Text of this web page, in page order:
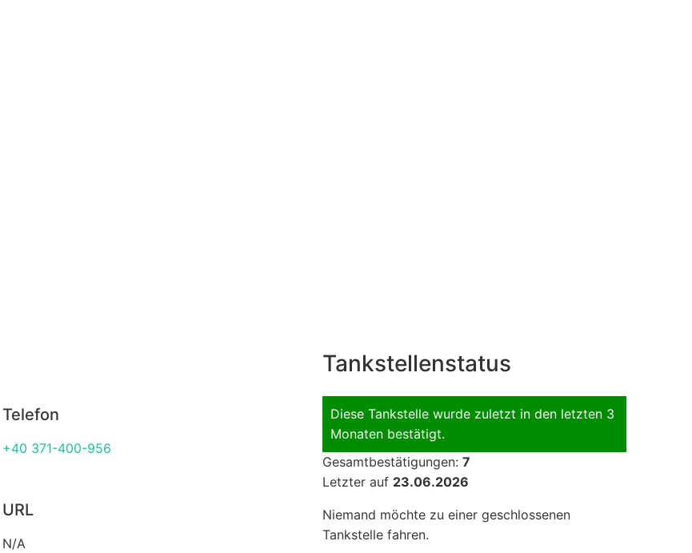
Telefon
+40 371-400-956
URL
N/A
Tankstellenstatus
Diese Tankstelle wurde zuletzt in den letzten 3
Monaten bestätigt.
Gesamtbestätigungen: 7
Letzter auf 23.06.2026
Niemand möchte zu einer geschlossenen
Tankstelle fahren.